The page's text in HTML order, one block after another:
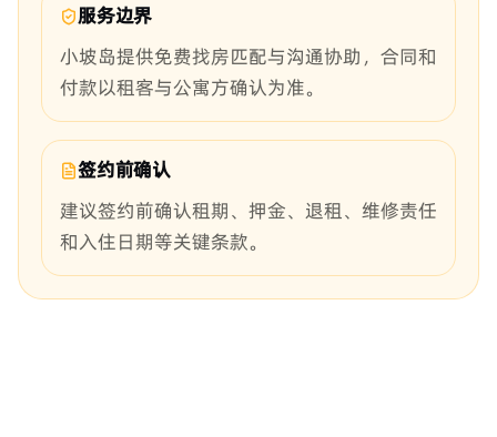
服务边界
小坡岛提供免费找房匹配与沟通协助，合同和
付款以租客与公寓方确认为准。
签约前确认
建议签约前确认租期、押金、退租、维修责任
和入住日期等关键条款。